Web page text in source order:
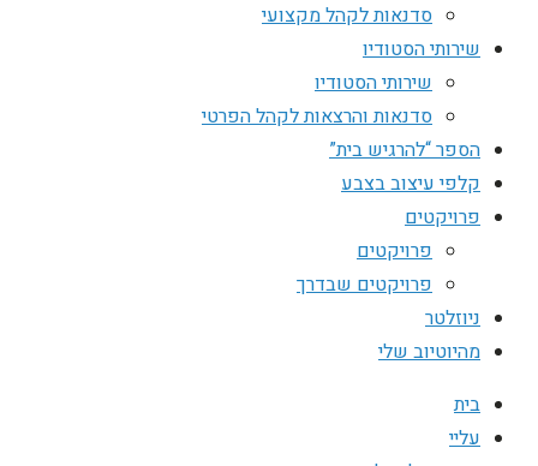
סדנאות לקהל מקצועי
שירותי הסטודיו
שירותי הסטודיו
סדנאות והרצאות לקהל הפרטי
הספר “להרגיש בית”
קלפי עיצוב בצבע
פרויקטים
פרויקטים
פרויקטים שבדרך
ניוזלטר
מהיוטיוב שלי
בית
עליי